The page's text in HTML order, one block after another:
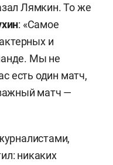
Лямкин. То же
: «Самое
и
Мы не
есть один матч,
матч —
никаких